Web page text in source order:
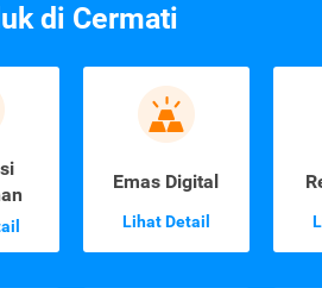
di Cermati
Emas Digital
Lihat Detail